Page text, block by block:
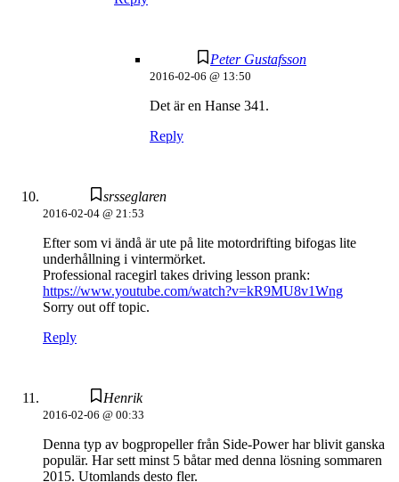
Peter Gustafsson
2016-02-06 @ 13:50
Det är en Hanse 341.
Reply
srsseglaren
2016-02-04 @ 21:53
Efter som vi ändå är ute på lite motordrifting bifogas lite
underhållning i vintermörket.
Professional racegirl takes driving lesson prank:
https://www.youtube.com/watch?v=kR9MU8v1Wng
Sorry out off topic.
Reply
Henrik
2016-02-06 @ 00:33
Denna typ av bogpropeller från Side-Power har blivit ganska
populär. Har sett minst 5 båtar med denna lösning sommaren
2015. Utomlands desto fler.